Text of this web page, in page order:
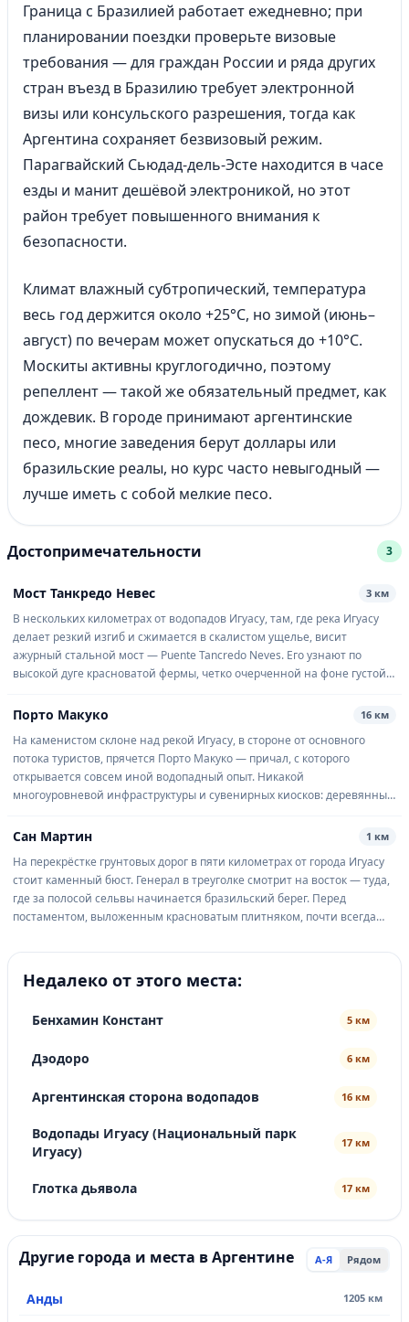
Граница с Бразилией работает ежедневно; при
планировании поездки проверьте визовые
требования — для граждан России и ряда других
стран въезд в Бразилию требует электронной
визы или консульского разрешения, тогда как
Аргентина сохраняет безвизовый режим.
Парагвайский Сьюдад-дель-Эсте находится в часе
езды и манит дешёвой электроникой, но этот
район требует повышенного внимания к
безопасности.
Климат влажный субтропический, температура
весь год держится около +25°C, но зимой (июнь–
август) по вечерам может опускаться до +10°C.
Москиты активны круглогодично, поэтому
репеллент — такой же обязательный предмет, как
дождевик. В городе принимают аргентинские
песо, многие заведения берут доллары или
бразильские реалы, но курс часто невыгодный —
лучше иметь с собой мелкие песо.
Достопримечательности 3
Мост Танкредо Невес 3 км
В нескольких километрах от водопадов Игуасу, там, где река Игуасу
делает резкий изгиб и сжимается в скалистом ущелье, висит
ажурный стальной мост — Puente Tancredo Neves. Его узнают по
высокой дуге красноватой фермы, четко очерченной на фоне густой
водопадов и одновременно точка, где река станови...
Порто Макуко 16 км
На каменистом склоне над рекой Игуасу, в стороне от основного
потока туристов, прячется Порто Макуко — причал, с которого
открывается совсем иной водопадный опыт. Никакой
многоуровневой инфраструктуры и сувенирных киосков: деревянные
трёхсотметровой стены падающей воды — мощной, но куда более...
Сан Мартин 1 км
На перекрёстке грунтовых дорог в пяти километрах от города Игуасу
стоит каменный бюст. Генерал в треуголке смотрит на восток — туда,
где за полосой сельвы начинается бразильский берег. Перед
постаментом, выложенным красноватым плитняком, почти всегда
мелкими белыми соцветиями, которые здесь называю...
Недалеко от этого места:
Бенхамин Констант 5 км
Дэодоро 6 км
Аргентинская сторона водопадов 16 км
Водопады Игуасу (Национальный парк
Игуасу)
17 км
Глотка дьявола 17 км
Другие города и места в Аргентине А-Я Рядом
Анды 1205 км